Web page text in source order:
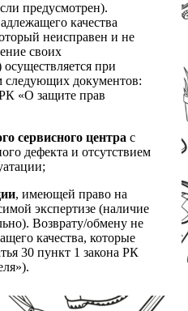
предусмотрен).
качества
неисправен и не
своих
при
следующих документов:
РК «О защите прав
сервисного центра с
дефекта и отсутствием
, имеющей право на
экспертизе (наличие
Возврату/обмену не
качества, которые
30 пункт 1 закона РК